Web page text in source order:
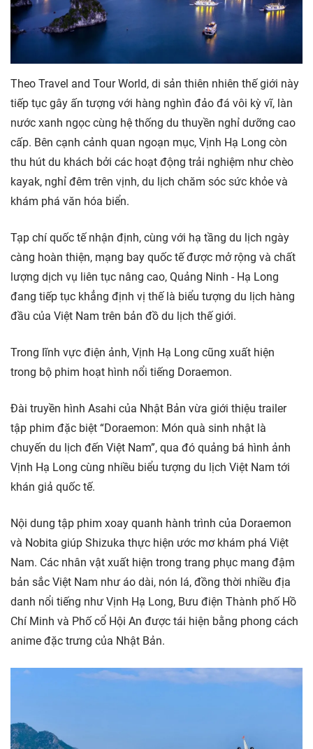
Theo Travel and Tour World, di sản thiên nhiên thế giới này
tiếp tục gây ấn tượng với hàng nghìn đảo đá vôi kỳ vĩ, làn
nước xanh ngọc cùng hệ thống du thuyền nghỉ dưỡng cao
cấp. Bên cạnh cảnh quan ngoạn mục, Vịnh Hạ Long còn
thu hút du khách bởi các hoạt động trải nghiệm như chèo
kayak, nghỉ đêm trên vịnh, du lịch chăm sóc sức khỏe và
khám phá văn hóa biển.
Tạp chí quốc tế nhận định, cùng với hạ tầng du lịch ngày
càng hoàn thiện, mạng bay quốc tế được mở rộng và chất
lượng dịch vụ liên tục nâng cao, Quảng Ninh - Hạ Long
đang tiếp tục khẳng định vị thế là biểu tượng du lịch hàng
đầu của Việt Nam trên bản đồ du lịch thế giới.
Trong lĩnh vực điện ảnh, Vịnh Hạ Long cũng xuất hiện
trong bộ phim hoạt hình nổi tiếng Doraemon.
Đài truyền hình Asahi của Nhật Bản vừa giới thiệu trailer
tập phim đặc biệt “Doraemon: Món quà sinh nhật là
chuyến du lịch đến Việt Nam”, qua đó quảng bá hình ảnh
Vịnh Hạ Long cùng nhiều biểu tượng du lịch Việt Nam tới
khán giả quốc tế.
Nội dung tập phim xoay quanh hành trình của Doraemon
và Nobita giúp Shizuka thực hiện ước mơ khám phá Việt
Nam. Các nhân vật xuất hiện trong trang phục mang đậm
bản sắc Việt Nam như áo dài, nón lá, đồng thời nhiều địa
danh nổi tiếng như Vịnh Hạ Long, Bưu điện Thành phố Hồ
Chí Minh và Phố cổ Hội An được tái hiện bằng phong cách
anime đặc trưng của Nhật Bản.